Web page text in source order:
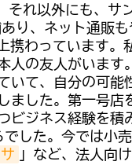
それ以外にも、サ
り、ネット通販
携わっています。
人の友人がいます
いて、自分の可
ました。第一号店
ビジネス経験を積
した。今では小
」など、法人向